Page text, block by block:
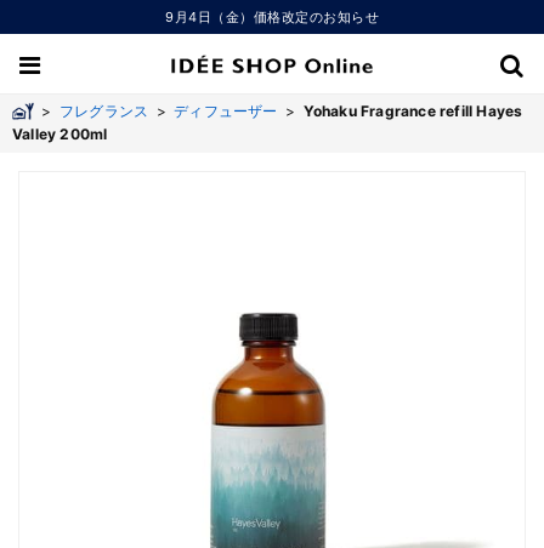
9月4日（金）価格改定のお知らせ
> フレグランス >ディフューザー > Yohaku Fragrance refill Hayes
Valley 200ml